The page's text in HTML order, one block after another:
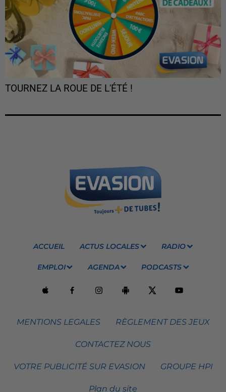
TOURNEZ LA ROUE DE L'ÉTÉ !
ACCUEIL ACTUS LOCALES RADIO
EMPLOI AGENDA PODCASTS
MENTIONS LEGALES RÈGLEMENT DES JEUX
CONTACTEZ NOUS
VOTRE PUBLICITÉ SUR EVASION GROUPE HPI
Plan du site